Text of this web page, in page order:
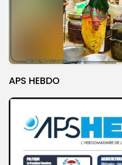
APS HEBDO